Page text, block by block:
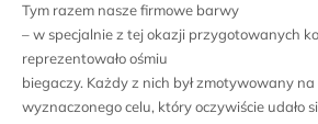
Tym razem nasze firmowe barwy
– w specjalnie z tej okazji przygotowanych
reprezentowało ośmiu
biegaczy. Każdy z nich był zmotywowany
wyznaczonego celu, który oczywiście udało